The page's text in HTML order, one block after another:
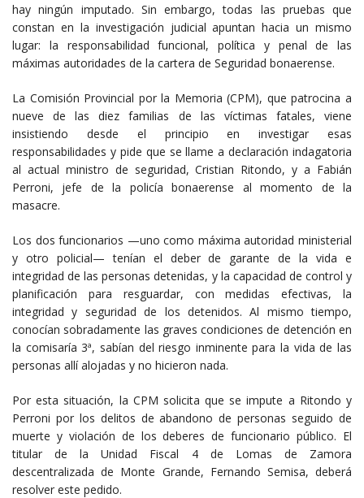
hay ningún imputado. Sin embargo, todas las pruebas que
constan en la investigación judicial apuntan hacia un mismo
lugar: la responsabilidad funcional, política y penal de las
máximas autoridades de la cartera de Seguridad bonaerense.
La Comisión Provincial por la Memoria (CPM), que patrocina a
nueve de las diez familias de las víctimas fatales, viene
insistiendo desde el principio en investigar esas
responsabilidades y pide que se llame a declaración indagatoria
al actual ministro de seguridad, Cristian Ritondo, y a Fabián
Perroni, jefe de la policía bonaerense al momento de la
masacre.
Los dos funcionarios —uno como máxima autoridad ministerial
y otro policial— tenían el deber de garante de la vida e
integridad de las personas detenidas, y la capacidad de control y
planificación para resguardar, con medidas efectivas, la
integridad y seguridad de los detenidos. Al mismo tiempo,
conocían sobradamente las graves condiciones de detención en
la comisaría 3ª, sabían del riesgo inminente para la vida de las
personas allí alojadas y no hicieron nada.
Por esta situación, la CPM solicita que se impute a Ritondo y
Perroni por los delitos de abandono de personas seguido de
muerte y violación de los deberes de funcionario público. El
titular de la Unidad Fiscal 4 de Lomas de Zamora
descentralizada de Monte Grande, Fernando Semisa, deberá
resolver este pedido.